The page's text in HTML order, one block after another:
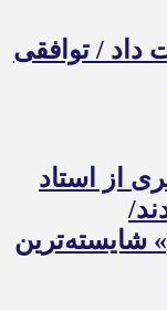
داد / توافقی
از استاد
شایسته‌ترین